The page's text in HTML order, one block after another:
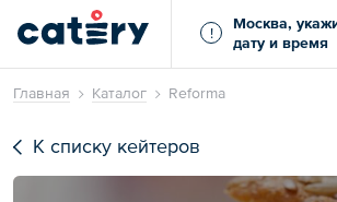
!
Москва,
дату и время
Главная Каталог Reforma
К списку кейтеров